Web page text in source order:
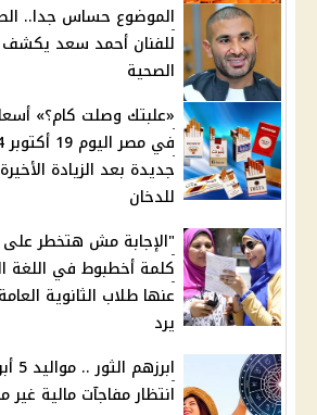
الموضوع حساس جدا..
للفنان أحمد سعد يكشف
الصحية
«علبتك وصلت كام؟»
جديدة بعد الزيادة
للدخان
"الإجابة مش هتخطر
كلمة أخطبوط في اللغة
عنها طلاب الثانوية
يرد
انتظار مفاجآت مالية